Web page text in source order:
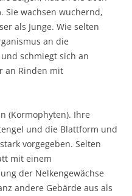
Sie wachsen wuchernd,
als Junge. Wie selten
an die
schmiegt sich an
an Rinden mit
(Kormophyten). Ihre
und die Blattform und
vorgegeben. Selten
mit einem
der Nelkengewächse
andere Gebärde aus als